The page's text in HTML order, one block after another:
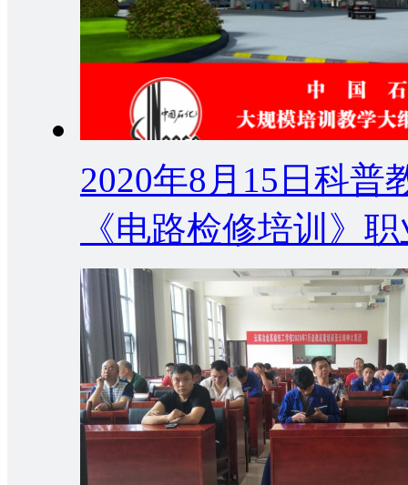
2020年8月15日科普
《电路检修培训》